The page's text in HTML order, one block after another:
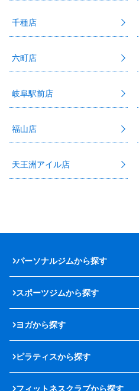
千種店
六町店
岐阜駅前店
福山店
天王洲アイル店
パーソナルジムから探す
スポーツジムから探す
ヨガから探す
ピラティスから探す
フィットネスクラブから探す